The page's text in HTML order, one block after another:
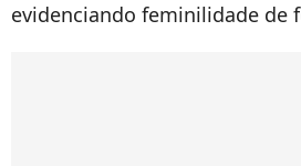
evidenciando feminilidade de